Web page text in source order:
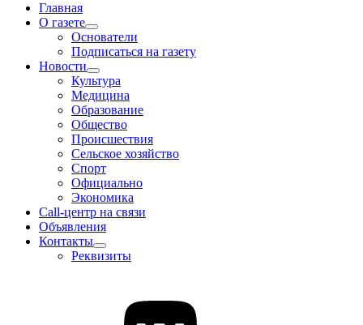
Главная
О газете
Основатели
Подписаться на газету
Новости
Культура
Медицина
Образование
Общество
Происшествия
Сельское хозяйство
Спорт
Официально
Экономика
Call-центр на связи
Объявления
Контакты
Реквизиты